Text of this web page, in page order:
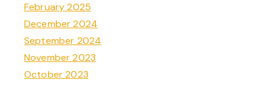
February 2025
December 2024
September 2024
November 2023
October 2023